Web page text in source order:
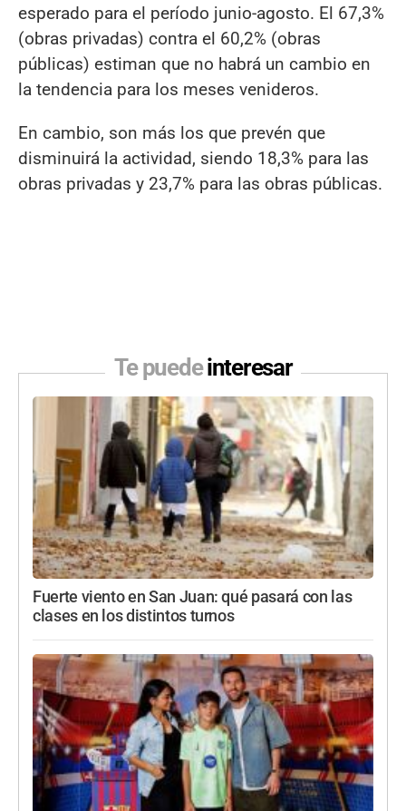
esperado para el período junio-agosto. El 67,3%
(obras privadas) contra el 60,2% (obras
públicas) estiman que no habrá un cambio en
la tendencia para los meses venideros.
En cambio, son más los que prevén que
disminuirá la actividad, siendo 18,3% para las
obras privadas y 23,7% para las obras públicas.
Te puedeinteresar
Fuerte viento en San Juan: qué pasará con las
clases en los distintos turnos